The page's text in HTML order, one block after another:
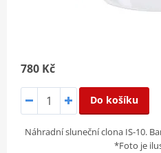
780 Kč
Do košíku
Náhradní sluneční clona IS-10.
*Foto je